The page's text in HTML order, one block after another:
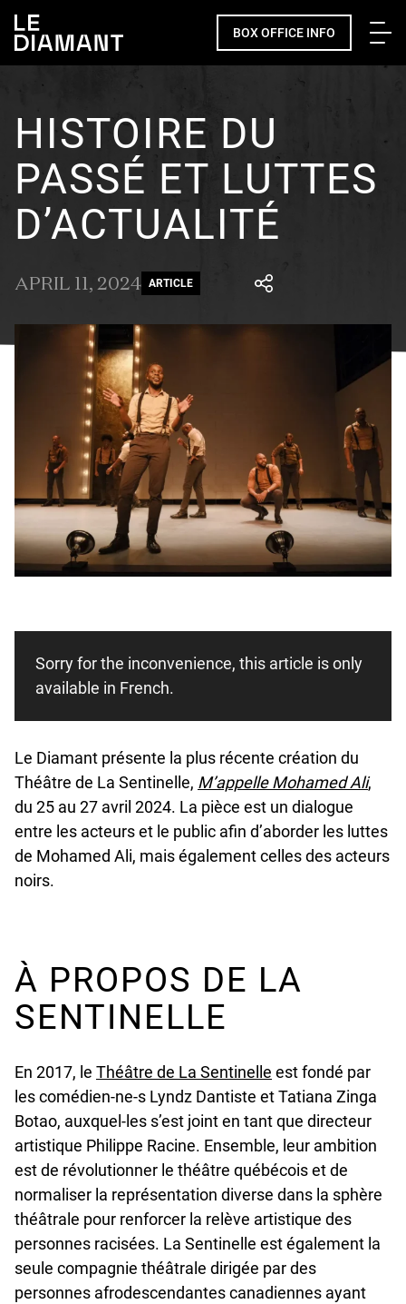
BOX OFFICE INFO
HISTOIRE DU
PASSÉ ET LUTTES
D’ACTUALITÉ
APRIL 11, 2024 ARTICLE
Sorry for the inconvenience, this article is only
available in French.
Le Diamant présente la plus récente création du
Théâtre de La Sentinelle, M’appelle Mohamed Ali,
du 25 au 27 avril 2024. La pièce est un dialogue
entre les acteurs et le public afin d’aborder les luttes
de Mohamed Ali, mais également celles des acteurs
noirs.
À PROPOS DE LA
SENTINELLE
En 2017, le Théâtre de La Sentinelle undefined
est fondé par
les comédien-ne-s Lyndz Dantiste et Tatiana Zinga
Botao, auxquel-les s’est joint en tant que directeur
artistique Philippe Racine. Ensemble, leur ambition
est de révolutionner le théâtre québécois et de
normaliser la représentation diverse dans la sphère
théâtrale pour renforcer la relève artistique des
personnes racisées. La Sentinelle est également la
seule compagnie théâtrale dirigée par des
personnes afrodescendantes canadiennes ayant
Facebook
undefined
linkedin
undefined
twitter
undefined
Courriel